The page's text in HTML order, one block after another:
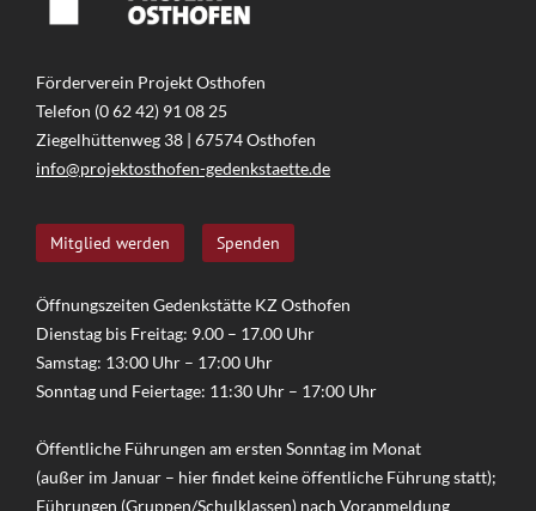
Förderverein Projekt Osthofen
Telefon (0 62 42) 91 08 25
Ziegelhüttenweg 38 | 67574 Osthofen
info@projektosthofen-gedenkstaette.de
Mitglied werden Spenden
Öffnungszeiten Gedenkstätte KZ Osthofen
Dienstag bis Freitag: 9.00 – 17.00 Uhr
Samstag: 13:00 Uhr – 17:00 Uhr
Sonntag und Feiertage: 11:30 Uhr – 17:00 Uhr
Öffentliche Führungen am ersten Sonntag im Monat
(außer im Januar – hier findet keine öffentliche Führung statt);
Führungen (Gruppen/Schulklassen) nach Voranmeldung